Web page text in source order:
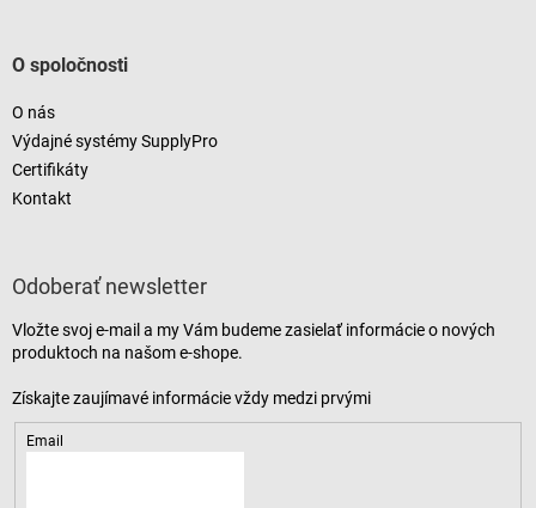
O spoločnosti
O nás
Výdajné systémy SupplyPro
Certifikáty
Kontakt
Odoberať newsletter
Vložte svoj e-mail a my Vám budeme zasielať informácie o nových
produktoch na našom e-shope.
Email